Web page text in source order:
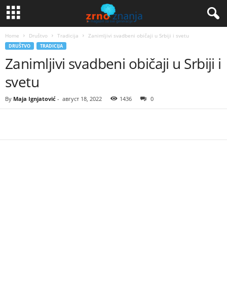
Home Društvo Tradicija Zanimljivi svadbeni običaji u Srbiji i svetu
DRUŠTVO TRADICIJA
Zanimljivi svadbeni običaji u Srbiji i
svetu
By Maja Ignjatović - август 18, 2022 1436 0